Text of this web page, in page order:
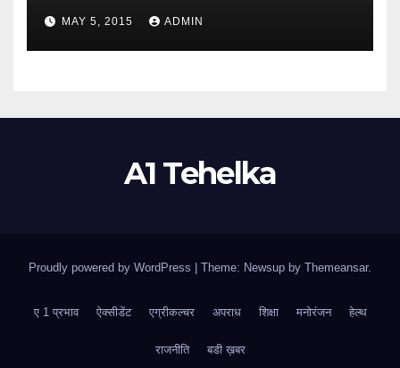
MAY 5, 2015 ADMIN
A1 Tehelka
Proudly powered by WordPress Theme: Newsup by Themeansar.
ए 1 प्रभाव ऐक्सीडेंट एग्रीकल्चर अपराध शिक्षा मनोरंजन हेल्थ
राजनीति बडी ख़बर